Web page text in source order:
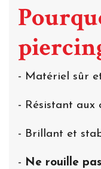
- Matériel sûr
- Résistant aux
- Brillant et
- Ne rouille pas